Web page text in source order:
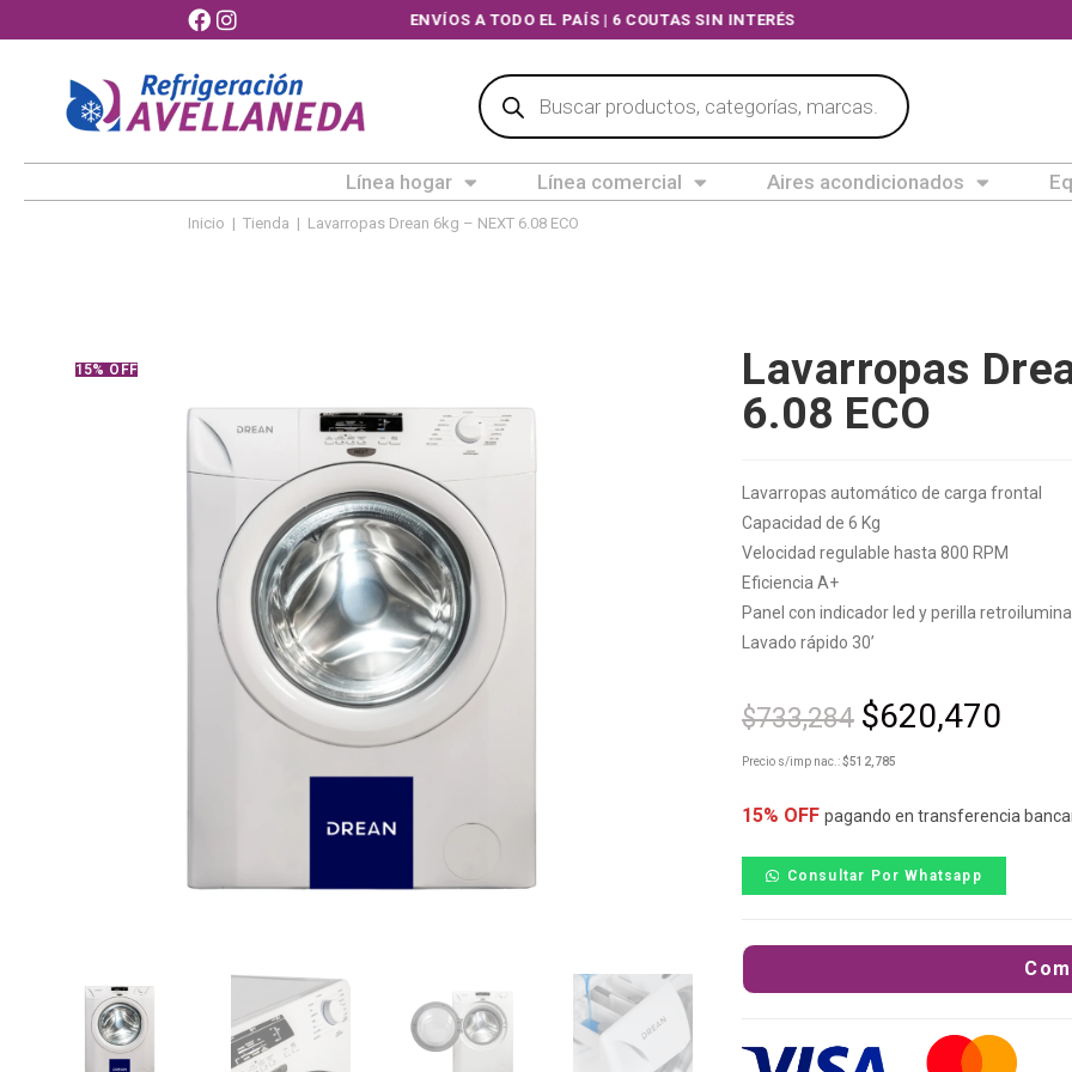
ENVÍOS A TODO EL PAÍS | 6 COUTAS SIN INTERÉS
Línea hogar Línea comercial Aires acondicionados
Inicio | Tienda | Lavarropas Drean 6kg – NEXT 6.08 ECO
15% OFF
Lavarropas
6.08 ECO
Lavarropas automático de carga frontal
Capacidad de 6 Kg
Velocidad regulable hasta 800 RPM
Eficiencia A+
Panel con indicador led y perilla
Lavado rápido 30’
$733,284 $620,470
Precio s/imp nac.:$512,785
15% OFF pagando en transferencia
Consultar Por Whatsapp